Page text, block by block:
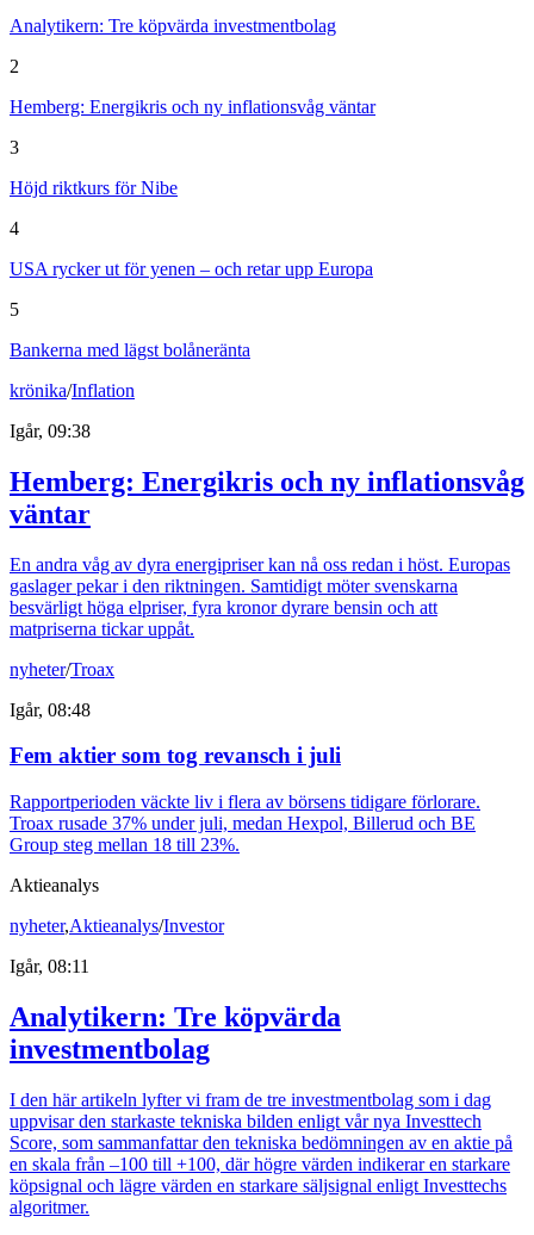
Analytikern: Tre köpvärda investmentbolag
2
Hemberg: Energikris och ny inflationsvåg väntar
3
Höjd riktkurs för Nibe
4
USA rycker ut för yenen – och retar upp Europa
5
Bankerna med lägst bolåneränta
krönika/Inflation
Igår, 09:38
Hemberg: Energikris och ny inflationsvåg
väntar
En andra våg av dyra energipriser kan nå oss redan i höst. Europas
gaslager pekar i den riktningen. Samtidigt möter svenskarna
besvärligt höga elpriser, fyra kronor dyrare bensin och att
matpriserna tickar uppåt.
nyheter/Troax
Igår, 08:48
Fem aktier som tog revansch i juli
Rapportperioden väckte liv i flera av börsens tidigare förlorare.
Troax rusade 37% under juli, medan Hexpol, Billerud och BE
Group steg mellan 18 till 23%.
Aktieanalys
nyheter,Aktieanalys/Investor
Igår, 08:11
Analytikern: Tre köpvärda
investmentbolag
I den här artikeln lyfter vi fram de tre investmentbolag som i dag
uppvisar den starkaste tekniska bilden enligt vår nya Investtech
Score, som sammanfattar den tekniska bedömningen av en aktie på
en skala från –100 till +100, där högre värden indikerar en starkare
köpsignal och lägre värden en starkare säljsignal enligt Investtechs
algoritmer.